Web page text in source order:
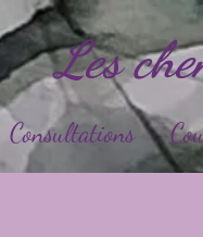
Les
Consultations